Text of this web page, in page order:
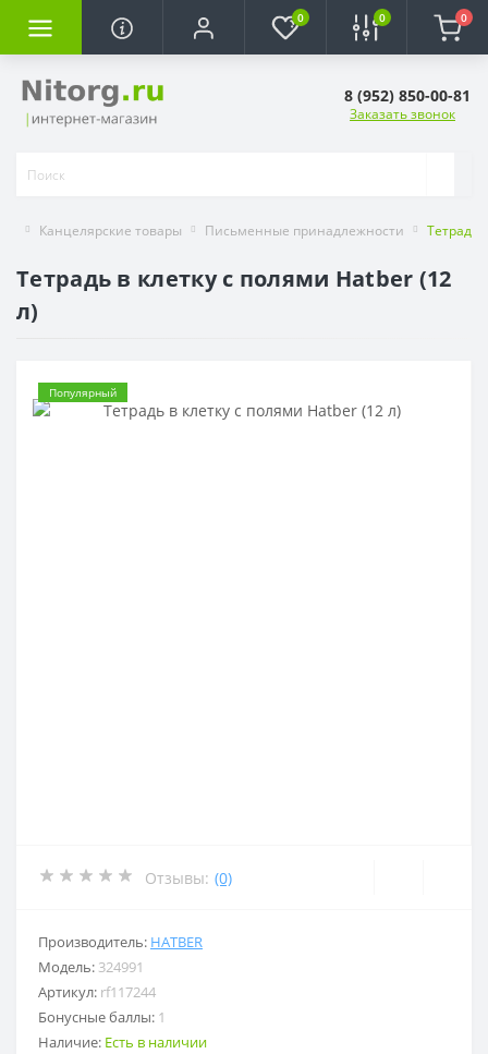
0 0 0
8 (952) 850-00-81
Заказать звонок
Канцелярские товары Письменные принадлежности Тетрадь
Тетрадь в клетку с полями Hatber (12
л)
Популярный
Отзывы: (0)
Производитель: HATBER
Модель: 324991
Артикул: rf117244
Бонусные баллы: 1
Наличие: Есть в наличии